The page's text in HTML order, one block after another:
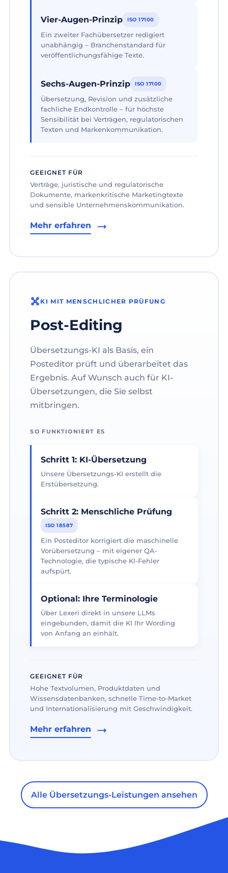
Vier-Augen-Prinzip ISO 17100
Ein zweiter Fachübersetzer redigiert
unabhängig – Branchenstandard für
veröffentlichungsfähige Texte.
Sechs-Augen-Prinzip ISO 17100
Übersetzung, Revision und zusätzliche
fachliche Endkontrolle – für höchste
Sensibilität bei Verträgen, regulatorischen
Texten und Markenkommunikation.
GEEIGNET FÜR
Verträge, juristische und regulatorische
Dokumente, markenkritische Marketingtexte
und sensible Unternehmenskommunikation.
Mehr erfahren
KI MIT MENSCHLICHER PRÜFUNG
Post-Editing
Übersetzungs-KI als Basis, ein
Posteditor prüft und überarbeitet das
Ergebnis. Auf Wunsch auch für KI-
Übersetzungen, die Sie selbst
mitbringen.
SO FUNKTIONIERT ES
Schritt 1: KI-Übersetzung
Unsere Übersetzungs-KI erstellt die
Erstübersetzung.
Schritt 2: Menschliche Prüfung
ISO 18587
Ein Posteditor korrigiert die maschinelle
Vorübersetzung – mit eigener QA-
Technologie, die typische KI-Fehler
aufspürt.
Optional: Ihre Terminologie
Über Lexeri direkt in unsere LLMs
eingebunden, damit die KI Ihr Wording
von Anfang an einhält.
GEEIGNET FÜR
Hohe Textvolumen, Produktdaten und
Wissensdatenbanken, schnelle Time-to-Market
und Internationalisierung mit Geschwindigkeit.
Mehr erfahren
Alle Übersetzungs-Leistungen ansehen